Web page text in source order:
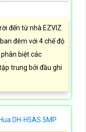
đến từ nhà EZVIZ
đêm với 4 chế độ
biệt các
trung bởi đầu ghi